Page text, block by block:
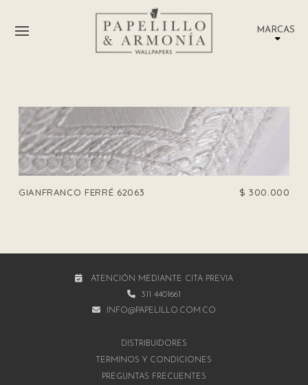
MARCAS
GIANFRANCO FERRÉ 62063 $ 300.000
ATENCIÓN MEDIANTE CITA PREVIA
311 4401661
INFO@PAPELILLO.COM.CO
DISTRIBUIDORES
TÉRMINOS Y CONDICIONES
PREGUNTAS FRECUENTES